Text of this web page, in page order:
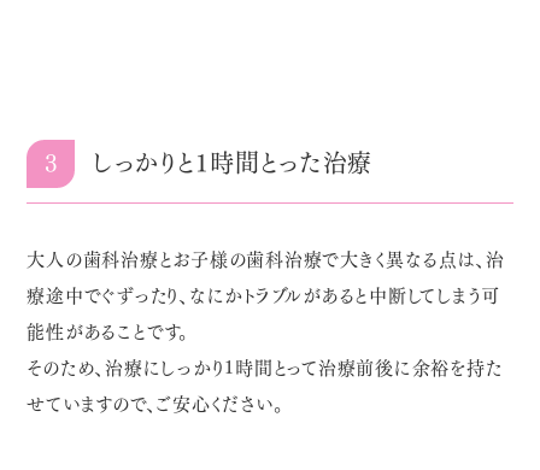
3 しっかりと1時間とった治療
大人の歯科治療とお子様の歯科治療で大きく異なる点は、治
療途中でぐずったり、なにかトラブルがあると中断してしまう可
能性があることです。
そのため、治療にしっかり1時間とって治療前後に余裕を持た
せていますので、ご安心ください。